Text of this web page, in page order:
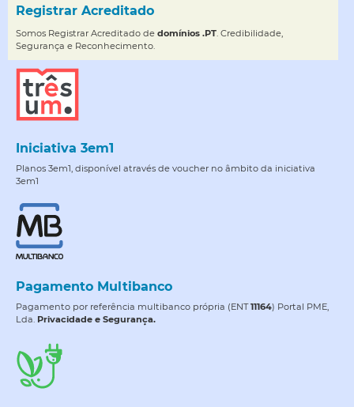
Registrar Acreditado
Somos Registrar Acreditado de domínios .PT. Credibilidade,
Segurança e Reconhecimento.
Iniciativa 3em1
Planos 3em1, disponível através de voucher no âmbito da iniciativa
3em1
Pagamento Multibanco
Pagamento por referência multibanco própria (ENT11164) Portal PME,
Lda. Privacidade e Segurança.